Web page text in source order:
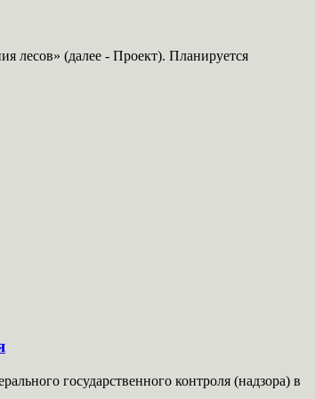
лесов» (далее - Проект). Планируется
государственного контроля (надзора) в